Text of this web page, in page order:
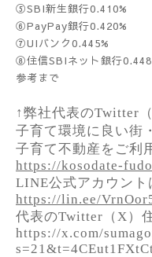
⑤SBI新生銀行0.410%
⑥PayPay銀行0.420%
⑦UIバンク0.445%
⑧住信SBIネット銀行
参考まで
↑弊社代表のTwitter
子育て環境に良い街
子育て不動産をご利
https://kosodate-
LINE公式アカウント
https://lin.ee/
代表のTwitter（X）
https://x.com/